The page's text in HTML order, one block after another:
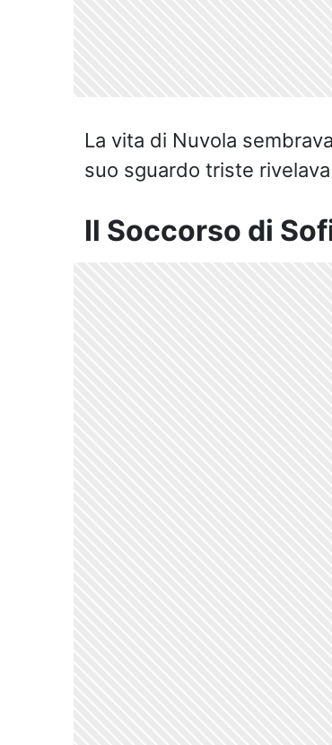
La vita di Nuvola
suo sguardo triste
Il Soccorso di